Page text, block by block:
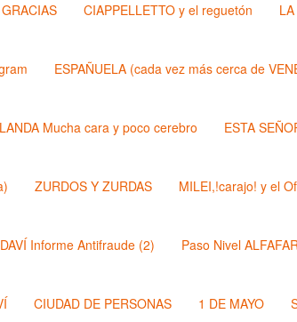
CIAPPELLETTO y el reguetón
ESPAÑUELA (cada vez más cerca de
Mucha cara y poco cerebro ESTA
ZURDOS Y ZURDAS MILEI,!carajo! y el
Informe Antifraude (2) Paso Nivel
CIUDAD DE PERSONAS 1 DE MAYO